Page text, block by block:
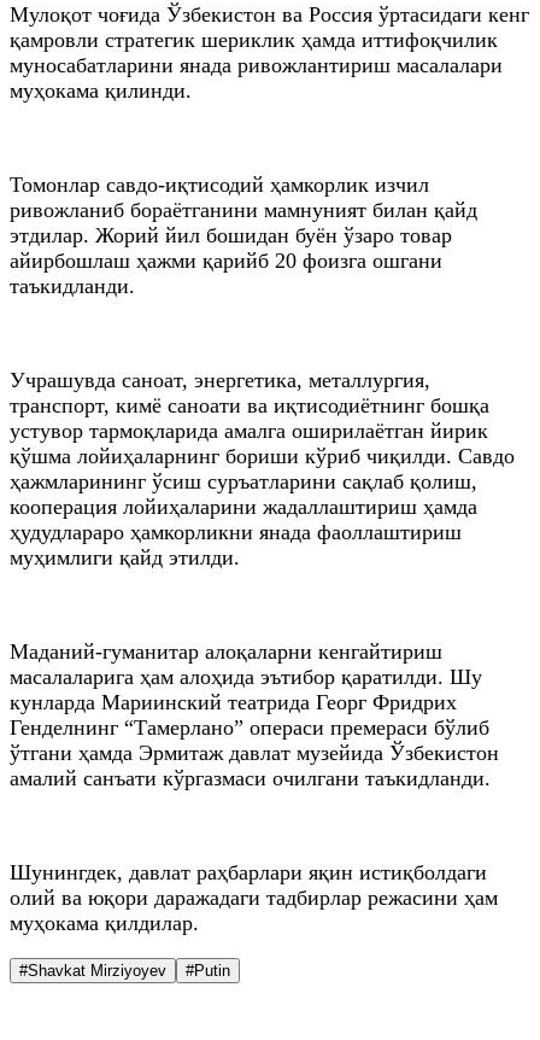
Мулоқот чоғида Ўзбекистон ва Россия ўртасидаги кенг
қамровли стратегик шериклик ҳамда иттифоқчилик
муносабатларини янада ривожлантириш масалалари
муҳокама қилинди.
Томонлар савдо-иқтисодий ҳамкорлик изчил
ривожланиб бораётганини мамнуният билан қайд
этдилар. Жорий йил бошидан буён ўзаро товар
айирбошлаш ҳажми қарийб 20 фоизга ошгани
таъкидланди.
Учрашувда саноат, энергетика, металлургия,
транспорт, кимё саноати ва иқтисодиётнинг бошқа
устувор тармоқларида амалга оширилаётган йирик
қўшма лойиҳаларнинг бориши кўриб чиқилди. Савдо
ҳажмларининг ўсиш суръатларини сақлаб қолиш,
кооперация лойиҳаларини жадаллаштириш ҳамда
ҳудудлараро ҳамкорликни янада фаоллаштириш
муҳимлиги қайд этилди.
Маданий-гуманитар алоқаларни кенгайтириш
масалаларига ҳам алоҳида эътибор қаратилди. Шу
кунларда Мариинский театрида Георг Фридрих
Генделнинг “Тамерлано” операси премераси бўлиб
ўтгани ҳамда Эрмитаж давлат музейида Ўзбекистон
амалий санъати кўргазмаси очилгани таъкидланди.
Шунингдек, давлат раҳбарлари яқин истиқболдаги
олий ва юқори даражадаги тадбирлар режасини ҳам
муҳокама қилдилар.
#Shavkat Mirziyoyev #Putin